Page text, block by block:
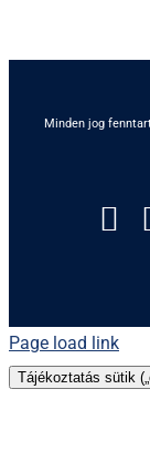
Minden jog
Page load link
Tájékoztatás sütik